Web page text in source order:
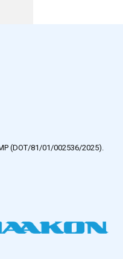
(DOT/81/01/002536/2025).